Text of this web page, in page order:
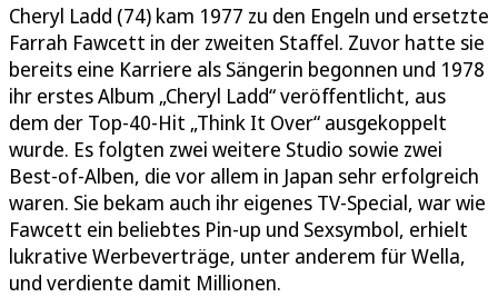
Cheryl Ladd (74) kam 1977 zu den Engeln und ersetzte
Farrah Fawcett in der zweiten Staffel. Zuvor hatte sie
bereits eine Karriere als Sängerin begonnen und 1978
ihr erstes Album „Cheryl Ladd“ veröffentlicht, aus
dem der Top-40-Hit „Think It Over“ ausgekoppelt
wurde. Es folgten zwei weitere Studio sowie zwei
Best-of-Alben, die vor allem in Japan sehr erfolgreich
waren. Sie bekam auch ihr eigenes TV-Special, war wie
Fawcett ein beliebtes Pin-up und Sexsymbol, erhielt
lukrative Werbeverträge, unter anderem für Wella,
und verdiente damit Millionen.